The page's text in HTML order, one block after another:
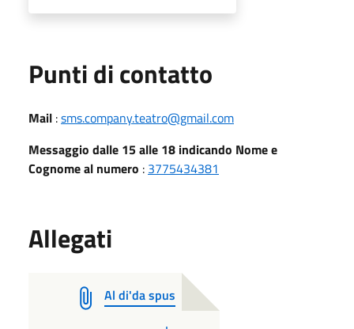
Punti di contatto
Mail :sms.company.teatro@gmail.com
Messaggio dalle 15 alle 18 indicando Nome e
Cognome al numero : 3775434381
Allegati
Al di'da spus